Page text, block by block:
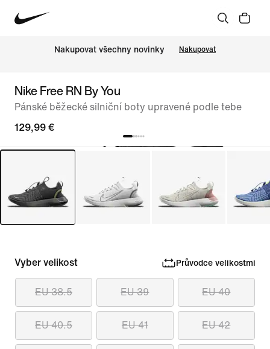
Nakupovat všechny novinky Nakupovat
Nike Free RN By You
Pánské běžecké silniční boty upravené podle tebe
129,99 €
Vyber velikost Průvodce velikostmi
EU 38.5 EU 39 EU 40
EU 40.5 EU 41 EU 42